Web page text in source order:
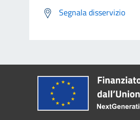
Segnala disservizio